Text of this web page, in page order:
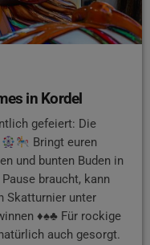
in Kordel
gefeiert: Die
Bringt euren
und bunten Buden in
braucht, kann
Skatturnier unter
♦♠♣ Für rockige
auch gesorgt.